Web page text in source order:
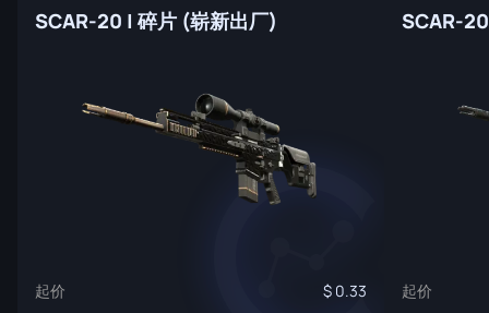
SCAR-20 | 碎片 (崭新出厂)
起价 0.33
SCAR-
起价